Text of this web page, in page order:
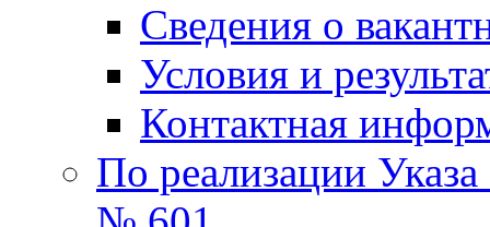
Сведения о
Условия и
Контактная
По реализации